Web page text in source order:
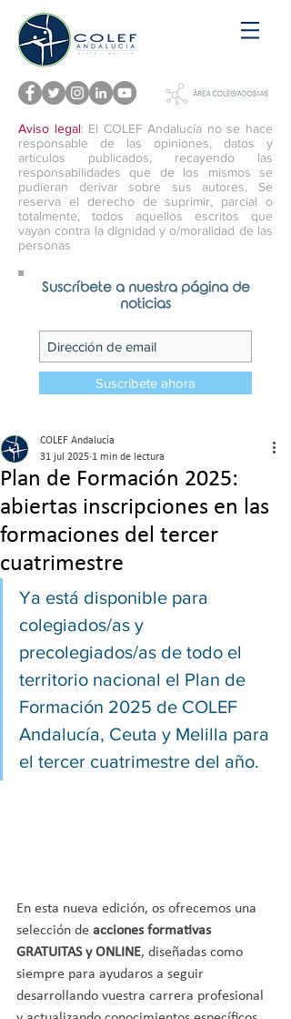
Aviso legal: El COLEF Andalucía no se hace
responsable de las opiniones, datos y
artículos publicados, recayendo las
responsabilidades que de los mismos se
pudieran derivar sobre sus autores. Se
reserva el derecho de suprimir, parcial o
totalmente, todos aquellos escritos que
vayan contra la dignidad y o/moralidad de las
personas
Suscríbete a nuestra página de
noticias
Suscríbete ahora
Plan de Formación 2025:
abiertas inscripciones en las
formaciones del tercer
cuatrimestre
COLEF Andalucía
31 jul 2025 1 min de lectura
Ya está disponible para
colegiados/as y
precolegiados/as de todo el
territorio nacional el Plan de
Formación 2025 de COLEF
Andalucía, Ceuta y Melilla para
el tercer cuatrimestre del año.
En esta nueva edición, os ofrecemos una
selección de acciones formativas
GRATUITAS y ONLINE, diseñadas como
siempre para ayudaros a seguir
desarrollando vuestra carrera profesional